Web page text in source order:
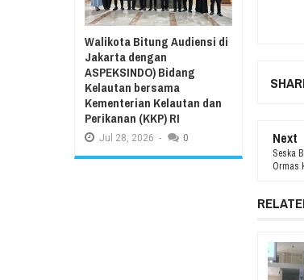
Next
Seska
Ormas
Walikota Bitung Audiensi di
Jakarta dengan
ASPEKSINDO) Bidang
Kelautan bersama
Kementerian Kelautan dan
Perikanan (KKP) RI
Jul 28, 2026 - 0